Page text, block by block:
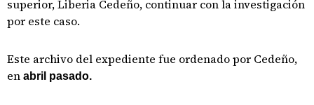
superior, Liberia Cedeño, continuar con la investigación
por este caso.
Este archivo del expediente fue ordenado por Cedeño,
en abril pasado.